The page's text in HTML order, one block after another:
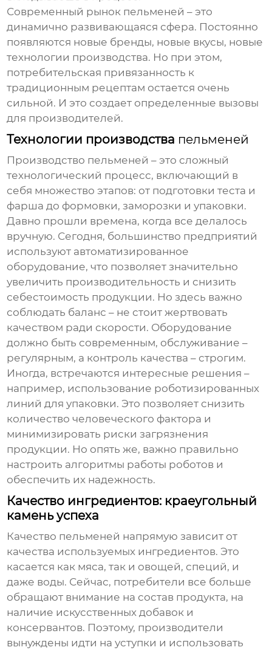
Современный рынок пельменей – это
динамично развивающаяся сфера. Постоянно
появляются новые бренды, новые вкусы, новые
технологии производства. Но при этом,
потребительская привязанность к
традиционным рецептам остается очень
сильной. И это создает определенные вызовы
для производителей.
Технологии производства пельменей
Производство пельменей – это сложный
технологический процесс, включающий в
себя множество этапов: от подготовки теста и
фарша до формовки, заморозки и упаковки.
Давно прошли времена, когда все делалось
вручную. Сегодня, большинство предприятий
используют автоматизированное
оборудование, что позволяет значительно
увеличить производительность и снизить
себестоимость продукции. Но здесь важно
соблюдать баланс – не стоит жертвовать
качеством ради скорости. Оборудование
должно быть современным, обслуживание –
регулярным, а контроль качества – строгим.
Иногда, встречаются интересные решения –
например, использование роботизированных
линий для упаковки. Это позволяет снизить
количество человеческого фактора и
минимизировать риски загрязнения
продукции. Но опять же, важно правильно
настроить алгоритмы работы роботов и
обеспечить их надежность.
Качество ингредиентов: краеугольный
камень успеха
Качество пельменей напрямую зависит от
качества используемых ингредиентов. Это
касается как мяса, так и овощей, специй, и
даже воды. Сейчас, потребители все больше
обращают внимание на состав продукта, на
наличие искусственных добавок и
консервантов. Поэтому, производители
вынуждены идти на уступки и использовать